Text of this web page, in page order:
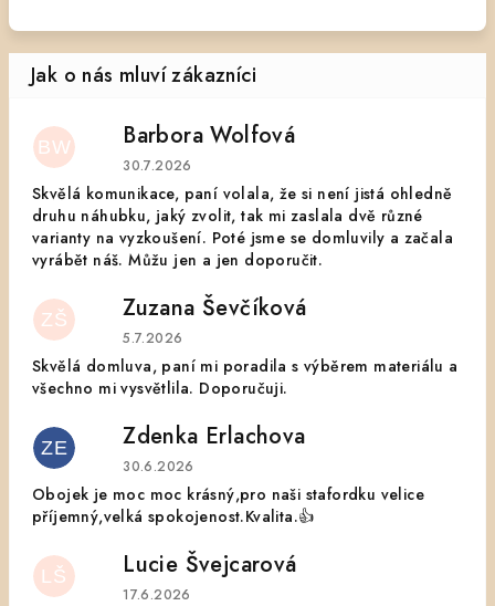
BW Barbora Wolfová
Hodnocení obchodu je 5 z 5 hvězdiček.
30.7.2026
Skvělá komunikace, paní volala, že si není jistá ohledně
druhu náhubku, jaký zvolit, tak mi zaslala dvě různé
varianty na vyzkoušení. Poté jsme se domluvily a začala
vyrábět náš. Můžu jen a jen doporučit.
ZŠ Zuzana Ševčíková
Hodnocení obchodu je 5 z 5 hvězdiček.
5.7.2026
Skvělá domluva, paní mi poradila s výběrem materiálu a
všechno mi vysvětlila. Doporučuji.
ZE Zdenka Erlachova
Hodnocení obchodu je 5 z 5 hvězdiček.
30.6.2026
Obojek je moc moc krásný,pro naši stafordku velice
příjemný,velká spokojenost.Kvalita.👍
LŠ Lucie Švejcarová
Hodnocení obchodu je 5 z 5 hvězdiček.
17.6.2026